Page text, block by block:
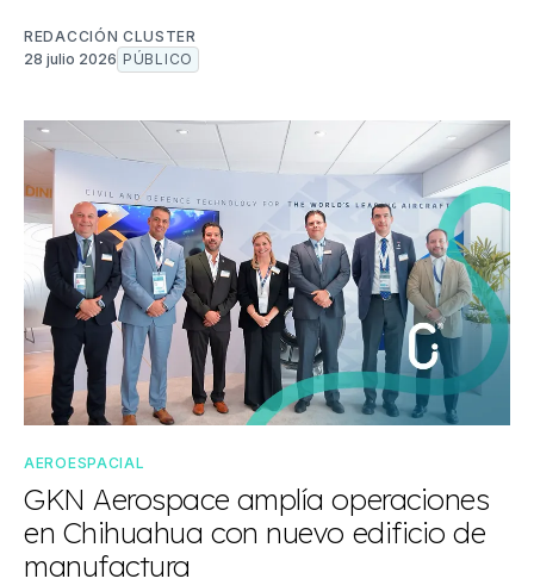
REDACCIÓN CLUSTER
28 julio 2026 PÚBLICO
AEROESPACIAL
GKN Aerospace amplía operaciones
en Chihuahua con nuevo edificio de
manufactura